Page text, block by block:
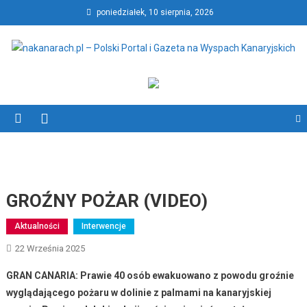
to
content
poniedziałek, 10 sierpnia, 2026
nakanarach.pl – Polski Portal
i Gazeta na Wyspach
Kanaryjskich
GROŹNY POŻAR (VIDEO)
Aktualności Interwencje
22 Września 2025
GRAN CANARIA: Prawie 40 osób ewakuowano z powodu groźnie
wyglądającego pożaru w dolinie z palmami na kanaryjskiej